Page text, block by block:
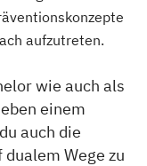
aufzutreten.
wie auch als
einem
auch die
Wege zu